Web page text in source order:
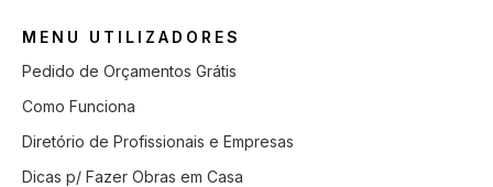
MENU UTILIZADORES
Pedido de Orçamentos Grátis
Como Funciona
Diretório de Profissionais e Empresas
Dicas p/ Fazer Obras em Casa